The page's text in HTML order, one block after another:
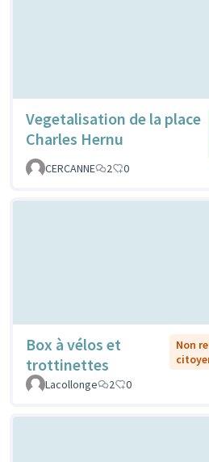
Vegetalisation de la place
Charles Hernu
CERCANNE
2 0
Box à vélos et
trottinettes
Non
Lacollonge
2 0